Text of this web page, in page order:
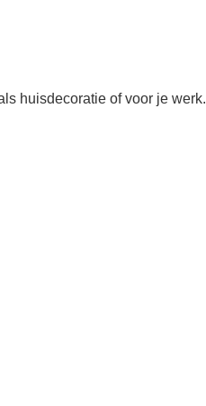
huisdecoratie of voor je werk.